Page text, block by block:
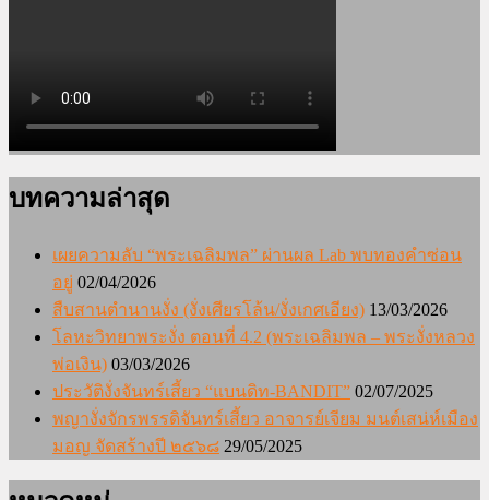
บทความล่าสุด
เผยความลับ “พระเฉลิมพล” ผ่านผล Lab พบทองคำซ่อน
อยู่ 02/04/2026
สืบสานตำนานงั่ง (งั่งเศียรโล้น/งั่งเกศเอียง) 13/03/2026
โลหะวิทยาพระงั่ง ตอนที่ 4.2 (พระเฉลิมพล – พระงั่งหลวง
พ่อเงิน) 03/03/2026
ประวัติงั่งจันทร์เสี้ยว “แบนดิท-BANDIT” 02/07/2025
พญางั่งจักรพรรดิจันทร์เสี้ยว อาจารย์เจียม มนต์เสน่ห์เมือง
มอญ จัดสร้างปี ๒๕๖๘ 29/05/2025